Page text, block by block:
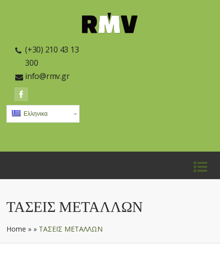
(+30) 210 43 13
300
info@rmv.gr
Ελληνικα
ΤΑΣΕΙΣ ΜΕΤΑΛΛΩΝ
Home » » ΤΑΣΕΙΣ ΜΕΤΑΛΛΩΝ